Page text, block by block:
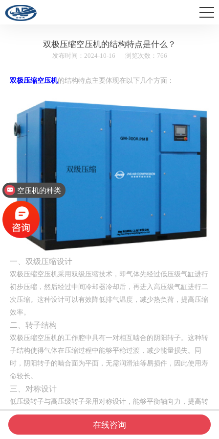
双极压缩空压机的结构特点是什么？
发布时间：2024-10-16 浏览次数：766
双极压缩空压机的结构特点主要体现在以下几个方面：
一、双级压缩设计
双极压缩空压机采用双级压缩技术，即气体先经过低压级气缸进行
初步压缩，然后经过中间冷却器冷却后，再进入高压级气缸进行二
次压缩。这种设计可以有效降低排气温度，减少热负荷，提高压缩
效率。
二、转子结构
双极压缩空压机的工作腔中具有一对相互啮合的阴阳转子。这种转
子结构使得气体在压缩过程中能够平稳过渡，减少能量损失。同
时，阴阳转子的啮合面为平面，无需润滑油等易损件，因此使用寿
命较长。
三、对称设计
低压级转子与高压级转子采用对称设计，能够平衡轴向力，提高转
子的运转稳定性。这种设计不仅有助于减少振动和噪音，还能延长
新闻资讯
空压机的种类
在线咨询